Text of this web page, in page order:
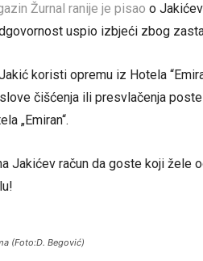
Žurnal ranije je pisao o
uspio izbjeći zbog
koristi opremu iz Hotela
čišćenja ili presvlačenja
„Emiran“.
Jakićev račun da goste koji žele
(Foto:D. Begović)